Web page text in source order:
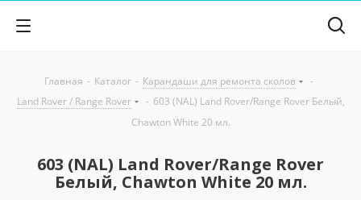
Главная - Каталог - Карандаши для ремонта сколов
-
Land Rover / Range Rover
- 603 (NAL) Land Rover/Range Rover Белый,
Chawton White 20 мл.
603 (NAL) Land Rover/Range Rover
Белый, Chawton White 20 мл.